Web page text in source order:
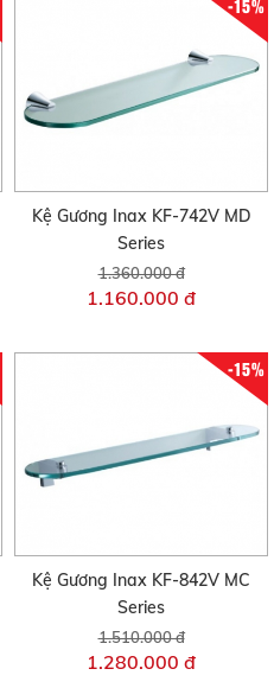
Kệ Gương Inax KF-742V MD
Series
1.360.000 đ
1.160.000 đ
-15%
Kệ Gương Inax KF-842V MC
Series
1.510.000 đ
1.280.000 đ